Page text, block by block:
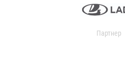
Партнер